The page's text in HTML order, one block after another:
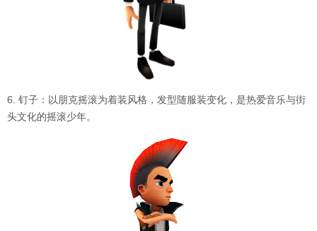
6. 钉子：以朋克摇滚为着装风格，发型随服装变化，是热爱音乐与街
头文化的摇滚少年。